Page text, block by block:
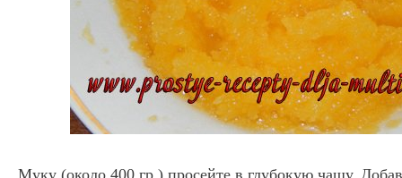
Муку (около 400 гр.) просейте в глубокую чашу.